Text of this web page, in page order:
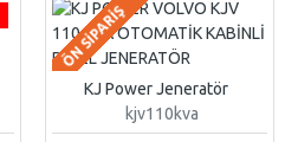
ÖN SIPARIŞ
KJ Power Jeneratör
kjv110kva